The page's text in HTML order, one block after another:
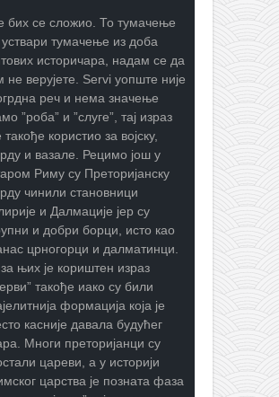
бих се сложио. То тумачење
уствари тумачење из доба
историчара, надам се да
не верујете. Servi уопште није
реч и нема значење
”роба” и ”слуге”, тај израз
такође користио за војску,
и вазале. Рецимо још у
Риму су Преторијанску
чинили становници
и Далмације јер су
и добри борци, исто као
црногорци и далматинци.
њих је кориштен израз
такође иако су били
формација која је
касније давала будућег
Многи преторијанци су
цареви, а у историји
царства је позната фаза